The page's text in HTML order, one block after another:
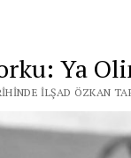
Ya
İLŞAD ÖZKAN